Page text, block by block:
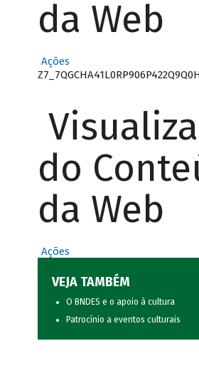
da Web
Ações
do
da Web
Ações
VEJA TAMBÉM
O BNDES e o apoio à cultura
Patrocínio a eventos culturais